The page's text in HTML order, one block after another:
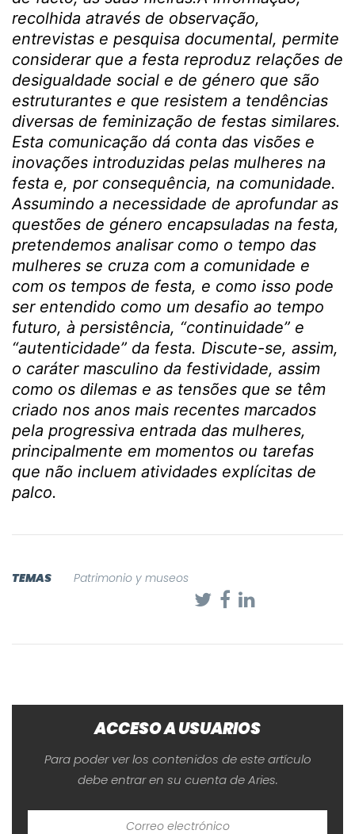
recolhida através de observação,
entrevistas e pesquisa documental, permite
considerar que a festa reproduz relações de
desigualdade social e de género que são
estruturantes e que resistem a tendências
diversas de feminização de festas similares.
Esta comunicação dá conta das visões e
inovações introduzidas pelas mulheres na
festa e, por consequência, na comunidade.
Assumindo a necessidade de aprofundar as
questões de género encapsuladas na festa,
pretendemos analisar como o tempo das
mulheres se cruza com a comunidade e
com os tempos de festa, e como isso pode
ser entendido como um desafio ao tempo
futuro, à persistência, “continuidade” e
“autenticidade” da festa. Discute-se, assim,
o caráter masculino da festividade, assim
como os dilemas e as tensões que se têm
criado nos anos mais recentes marcados
pela progressiva entrada das mulheres,
principalmente em momentos ou tarefas
que não incluem atividades explícitas de
palco.
TEMAS Patrimonio y museos
ACCESO A USUARIOS
Para poder ver los contenidos de este artículo
debe entrar en su cuenta de Aries.